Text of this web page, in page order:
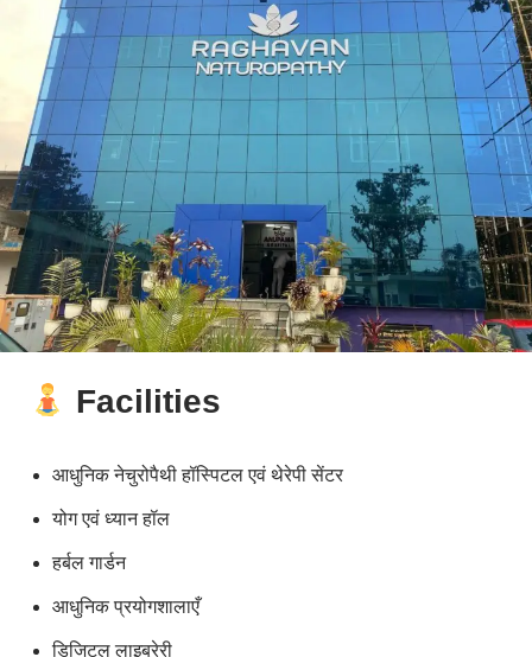
Facilities
आधुनिक नेचुरोपैथी हॉस्पिटल एवं थेरेपी सेंटर
योग एवं ध्यान हॉल
हर्बल गार्डन
आधुनिक प्रयोगशालाएँ
डिजिटल लाइब्रेरी